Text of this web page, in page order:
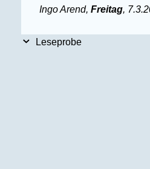
Ingo Arend, Freitag,
Leseprobe